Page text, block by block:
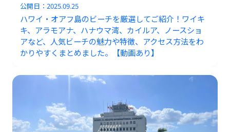
公開日：2025.09.25
ハワイ・オアフ島のビーチを厳選してご紹介！ワイキ
キ、アラモアナ、ハナウマ湾、カイルア、ノースショ
アなど、人気ビーチの魅力や特徴、アクセス方法をわ
かりやすくまとめました。【動画あり】